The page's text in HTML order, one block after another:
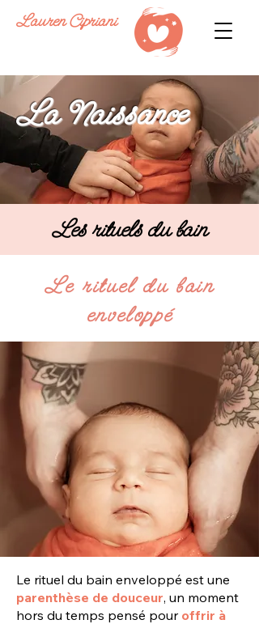
Lauren Cipriani
La Naissance
Les rituels du bain
Le rituel du bain
enveloppé
Le rituel du bain enveloppé est une
parenthèse de douceur, un moment
hors du temps pensé pour offrir à